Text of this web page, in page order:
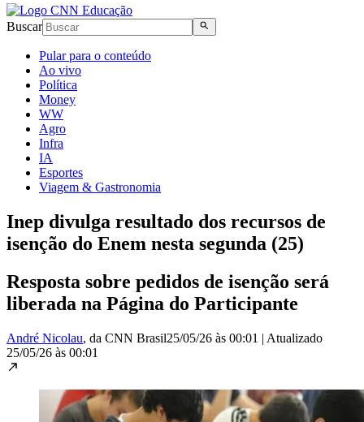
Buscar
Pular para o conteúdo
Ao vivo
Política
Money
WW
Agro
Infra
IA
Esportes
Viagem & Gastronomia
Inep divulga resultado dos recursos de
isenção do Enem nesta segunda (25)
Resposta sobre pedidos de isenção será
liberada na Página do Participante
André Nicolau, da CNN Brasil25/05/26 às 00:01 | Atualizado
25/05/26 às 00:01